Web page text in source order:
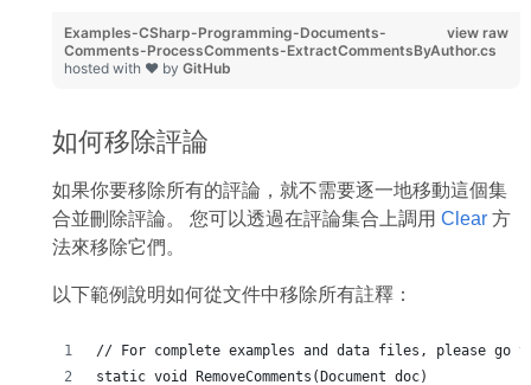
view raw
Examples-CSharp-Programming-Documents-
Comments-ProcessComments-ExtractCommentsByAuthor.cs
hosted with ❤ by GitHub
如何移除評論
如果你要移除所有的評論，就不需要逐一地移動這個集
合並刪除評論。 您可以透過在評論集合上調用 Clear方
法來移除它們。
以下範例說明如何從文件中移除所有註釋：
// For complete examples and data files, please go
static void RemoveComments(Document doc)